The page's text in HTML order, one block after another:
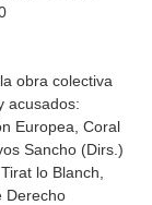
obra colectiva
acusados:
Europea, Coral
Sancho (Dirs.)
lo Blanch,
Derecho